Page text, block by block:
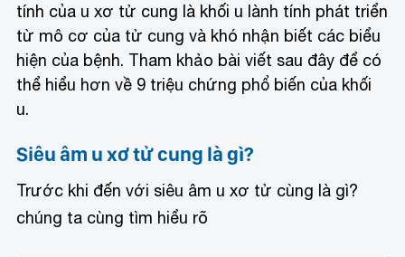
tính của u xơ tử cung là khối u lành tính phát triển
từ mô cơ của tử cung và khó nhận biết các biểu
hiện của bệnh. Tham khảo bài viết sau đây để có
thể hiểu hơn về 9 triệu chứng phổ biến của khối
u.
Siêu âm u xơ tử cung là gì?
Trước khi đến với siêu âm u xơ tử cùng là gì?
chúng ta cùng tìm hiểu rõ